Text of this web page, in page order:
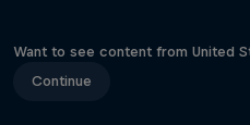
Want to see content from United
Continue